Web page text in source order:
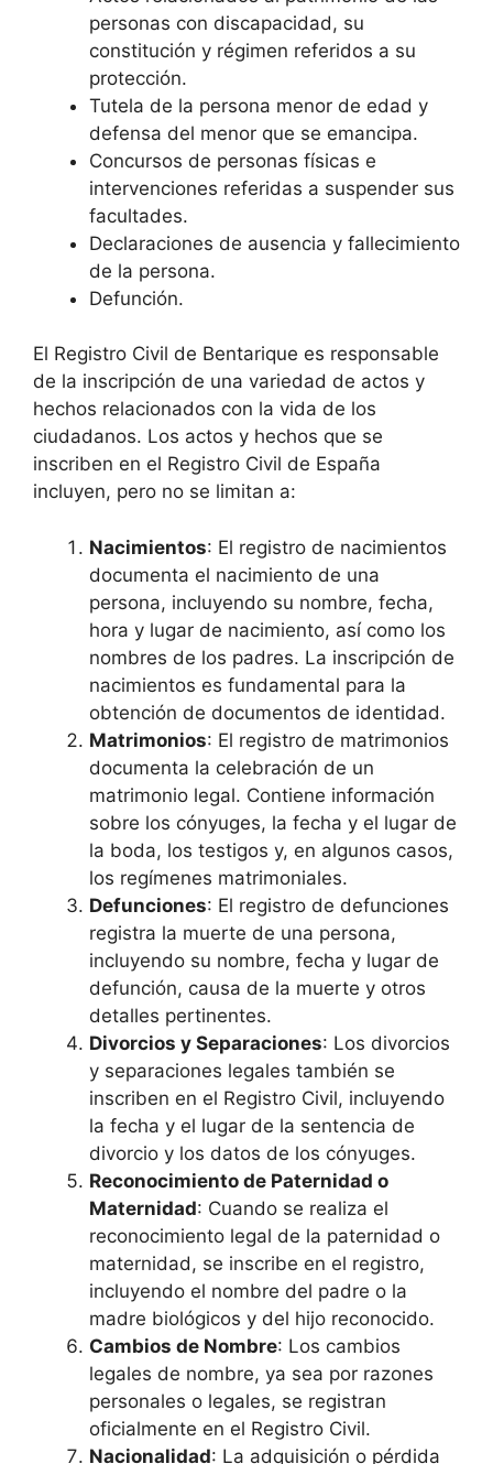
personas con discapacidad, su
constitución y régimen referidos a su
protección.
Tutela de la persona menor de edad y
defensa del menor que se emancipa.
Concursos de personas físicas e
intervenciones referidas a suspender sus
facultades.
Declaraciones de ausencia y fallecimiento
de la persona.
Defunción.
El Registro Civil de Bentarique es responsable
de la inscripción de una variedad de actos y
hechos relacionados con la vida de los
ciudadanos. Los actos y hechos que se
inscriben en el Registro Civil de España
incluyen, pero no se limitan a:
Nacimientos: El registro de nacimientos
documenta el nacimiento de una
persona, incluyendo su nombre, fecha,
hora y lugar de nacimiento, así como los
nombres de los padres. La inscripción de
nacimientos es fundamental para la
obtención de documentos de identidad.
Matrimonios: El registro de matrimonios
documenta la celebración de un
matrimonio legal. Contiene información
sobre los cónyuges, la fecha y el lugar de
la boda, los testigos y, en algunos casos,
los regímenes matrimoniales.
Defunciones: El registro de defunciones
registra la muerte de una persona,
incluyendo su nombre, fecha y lugar de
defunción, causa de la muerte y otros
detalles pertinentes.
Divorcios y Separaciones: Los divorcios
y separaciones legales también se
inscriben en el Registro Civil, incluyendo
la fecha y el lugar de la sentencia de
divorcio y los datos de los cónyuges.
Reconocimiento de Paternidad o
Maternidad: Cuando se realiza el
reconocimiento legal de la paternidad o
maternidad, se inscribe en el registro,
incluyendo el nombre del padre o la
madre biológicos y del hijo reconocido.
Cambios de Nombre: Los cambios
legales de nombre, ya sea por razones
personales o legales, se registran
oficialmente en el Registro Civil.
Nacionalidad: La adquisición o pérdida